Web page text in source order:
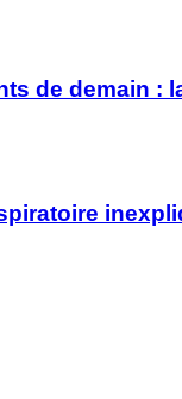
de demain :